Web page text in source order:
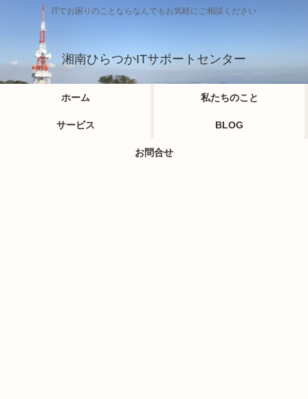
ITでお困りのことならなんでもお気軽にご相談ください
湘南ひらつかITサポートセンター
ホーム 私たちのこと
サービス BLOG
お問合せ